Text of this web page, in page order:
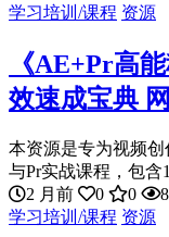
学习培训/课程 资源
《AE+Pr高
效速成宝典
本资源是专为视频
与Pr实战课程，包含
2 月前
0 0
8
学习培训/课程 资源